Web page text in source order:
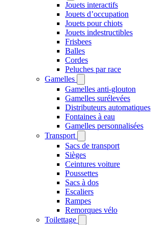
Jouets interactifs
Jouets d’occupation
Jouets pour chiots
Jouets indestructibles
Frisbees
Balles
Cordes
Peluches par race
Gamelles
Gamelles anti-glouton
Gamelles surélevées
Distributeurs automatiques
Fontaines à eau
Gamelles personnalisées
Transport
Sacs de transport
Sièges
Ceintures voiture
Poussettes
Sacs à dos
Escaliers
Rampes
Remorques vélo
Toilettage